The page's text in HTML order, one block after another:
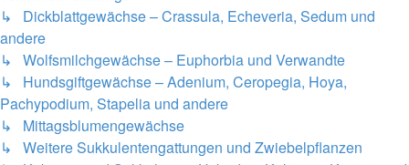
↳ Dickblattgewächse – Crassula, Echeveria, Sedum und
andere
↳ Wolfsmilchgewächse – Euphorbia und Verwandte
↳ Hundsgiftgewächse – Adenium, Ceropegia, Hoya,
Pachypodium, Stapelia und andere
↳ Mittagsblumengewächse
↳ Weitere Sukkulentengattungen und Zwiebelpflanzen